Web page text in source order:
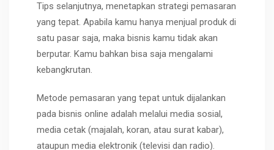
Tips selanjutnya, menetapkan strategi pemasaran
yang tepat. Apabila kamu hanya menjual produk di
satu pasar saja, maka bisnis kamu tidak akan
berputar. Kamu bahkan bisa saja mengalami
kebangkrutan.
Metode pemasaran yang tepat untuk dijalankan
pada bisnis online adalah melalui media sosial,
media cetak (majalah, koran, atau surat kabar),
ataupun media elektronik (televisi dan radio).